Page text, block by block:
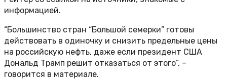
информацией.
“Большинство стран “Большой семерки” готовы
действовать в одиночку и снизить предельные цены
на российскую нефть, даже если президент США
Дональд Трамп решит отказаться от этого”, –
говорится в материале.